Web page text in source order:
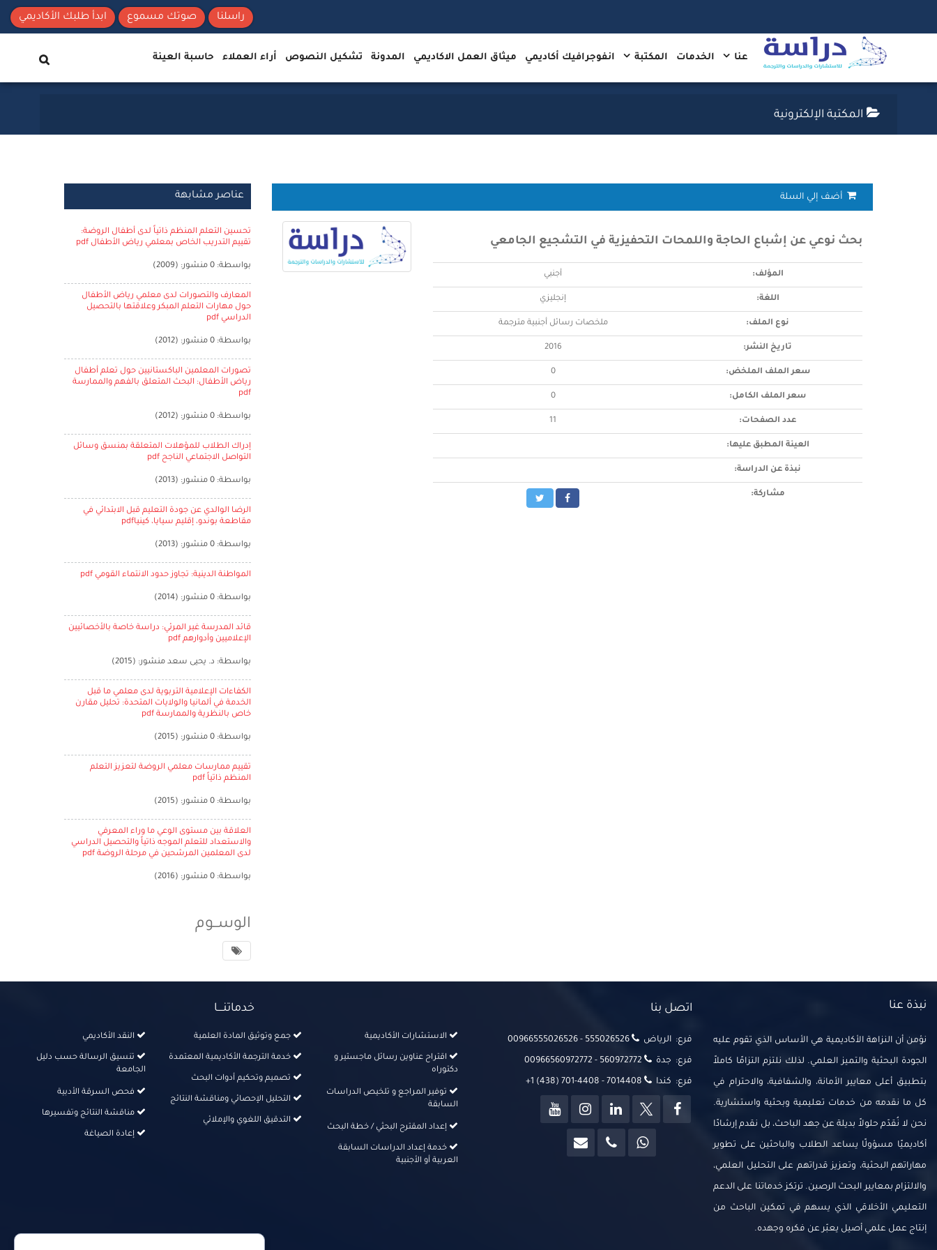
ابدأ طلبك الأكاديمي صوتك مسموع راسلنا
عنا الخدمات المكتبة انفوجرافيك أكاديمي ميثاق العمل الاكاديمي المدونة تشكيل النصوص أراء العملاء حاسبة العينة
المكتبة الإلكترونية
أضف إلي السلة
بحث نوعي عن إشباع الحاجة واللمحات التحفيزية في التشجيع الجامعي
المؤلف: أجنبي
اللغة: إنجليزي
نوع الملف: ملخصات رسائل أجنبية مترجمة
تاريخ النشر: 2016
سعر الملف الملخض: 0
سعر الملف الكامل: 0
عدد الصفحات: 11
العينة المطبق عليها:
نبذة عن الدراسة:
مشاركة:
عناصر مشابهة
تحسين التعلم المنظم ذاتياً لدى أطفال الروضة:
تقييم التدريب الخاص بمعلمي رياض الأطفال pdf
بواسطة: 0 منشور: (2009)
المعارف والتصورات لدى معلمي رياض الأطفال
حول مهارات التعلم المبكر وعلاقتها بالتحصيل
الدراسي pdf
بواسطة: 0 منشور: (2012)
تصورات المعلمين الباكستانيين حول تعلم أطفال
رياض الأطفال: البحث المتعلق بالفهم والممارسة
pdf
بواسطة: 0 منشور: (2012)
إدراك الطلاب للمؤهلات المتعلقة بمنسق وسائل
التواصل الاجتماعي الناجح pdf
بواسطة: 0 منشور: (2013)
الرضا الوالدي عن جودة التعليم قبل الابتدائي في
مقاطعة بوندو، إقليم سيايا، كينياpdf
بواسطة: 0 منشور: (2013)
المواطنة الدينية: تجاوز حدود الانتماء القومي pdf
بواسطة: 0 منشور: (2014)
قائد المدرسة غير المرئي: دراسة خاصة بالأخصائيين
الإعلاميين وأدوارهم pdf
بواسطة: د. يحيى سعد منشور: (2015)
الكفاءات الإعلامية التربوية لدى معلمي ما قبل
الخدمة في ألمانيا والولايات المتحدة: تحليل مقارن
خاص بالنظرية والممارسة pdf
بواسطة: 0 منشور: (2015)
تقييم ممارسات معلمي الروضة لتعزيز التعلم
المنظم ذاتياً pdf
بواسطة: 0 منشور: (2015)
العلاقة بين مستوى الوعي ما وراء المعرفي
والاستعداد للتعلم الموجه ذاتياً والتحصيل الدراسي
لدى المعلمين المرشحين في مرحلة الروضة pdf
بواسطة: 0 منشور: (2016)
الوســوم
نبذة عنا
نؤمن أن النزاهة الأكاديمية هي الأساس الذي تقوم عليه
الجودة البحثية والتميز العلمي. لذلك نلتزم التزامًا كاملاً
بتطبيق أعلى معايير الأمانة، والشفافية، والاحترام في
كل ما نقدمه من خدمات تعليمية وبحثية واستشارية.
نحن لا نُقدّم حلولاً بديلة عن جهد الباحث، بل نقدم إرشادًا
أكاديميًا مسؤولًا يساعد الطلاب والباحثين على تطوير
مهاراتهم البحثية، وتعزيز قدراتهم على التحليل العلمي،
والالتزام بمعايير البحث الرصين. ترتكز خدماتنا على الدعم
التعليمي الأخلاقي الذي يسهم في تمكين الباحث من
إنتاج عمل علمي أصيل يعبّر عن فكره وجهده.
اتصل بنا
فرع: الرياض 00966555026526‬‬ - 555026526‬‬
فرع: جدة 00966560972772 - 560972772
فرع: كندا +1 (438) 701-4408 - 7014408
خدماتنــــا
الاستشارات الأكاديمية
اقتراح عناوين رسائل ماجستير و
دكتوراه
توفير المراجع و تلخيص الدراسات
السابقة
إعداد المقترح البحثي / خطة البحث
خدمة إعداد الدراسات السابقة
العربية أو الأجنبية
جمع وتوثيق المادة العلمية
خدمة الترجمة الأكاديمية المعتمدة
تصميم وتحكيم أدوات البحث
التحليل الإحصائي ومناقشة النتائج
التدقيق اللغوي والإملائي
النقد الأكاديمي
تنسيق الرسالة حسب دليل
الجامعة
فحص السرقة الأدبية
مناقشة النتائج وتفسيرها
إعادة الصياغة